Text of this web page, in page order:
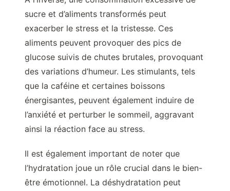
sucre et d’aliments transformés peut
exacerber le stress et la tristesse. Ces
aliments peuvent provoquer des pics de
glucose suivis de chutes brutales, provoquant
des variations d’humeur. Les stimulants, tels
que la caféine et certaines boissons
énergisantes, peuvent également induire de
l’anxiété et perturber le sommeil, aggravant
ainsi la réaction face au stress.
Il est également important de noter que
l’hydratation joue un rôle crucial dans le bien-
être émotionnel. La déshydratation peut